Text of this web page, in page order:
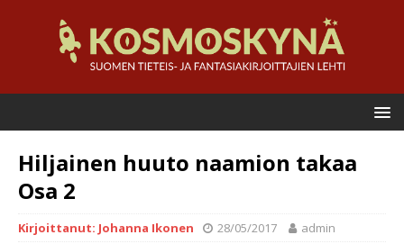
Hiljainen huuto naamion takaa
Osa 2
Kirjoittanut: Johanna Ikonen 28/05/2017 admin